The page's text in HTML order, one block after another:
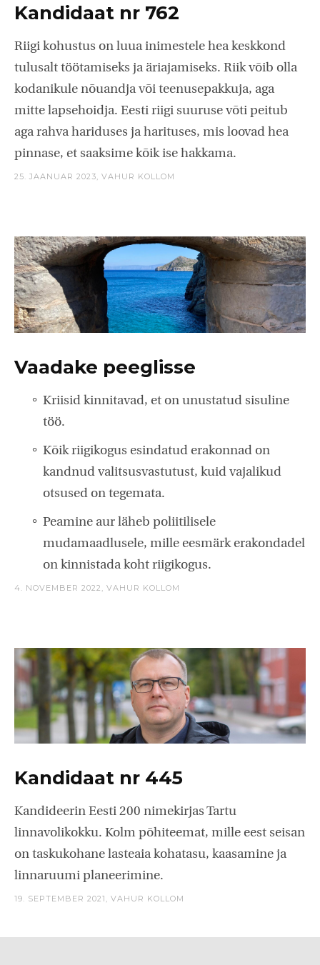
Kandidaat nr 762
Riigi kohustus on luua inimestele hea keskkond
tulusalt töötamiseks ja äriajamiseks. Riik võib olla
kodanikule nõuandja või teenusepakkuja, aga
mitte lapsehoidja. Eesti riigi suuruse võti peitub
aga rahva hariduses ja harituses, mis loovad hea
pinnase, et saaksime kõik ise hakkama.
25. JAANUAR 2023, VAHUR KOLLOM
Vaadake peeglisse
Kriisid kinnitavad, et on unustatud sisuline
töö.
Kõik riigikogus esindatud erakonnad on
kandnud valitsusvastutust, kuid vajalikud
otsused on tegemata.
Peamine aur läheb poliitilisele
mudamaadlusele, mille eesmärk erakondadel
on kinnistada koht riigikogus.
4. NOVEMBER 2022, VAHUR KOLLOM
Kandidaat nr 445
Kandideerin Eesti 200 nimekirjas Tartu
linnavolikokku. Kolm põhiteemat, mille eest seisan
on taskukohane lasteaia kohatasu, kaasamine ja
linnaruumi planeerimine.
19. SEPTEMBER 2021, VAHUR KOLLOM